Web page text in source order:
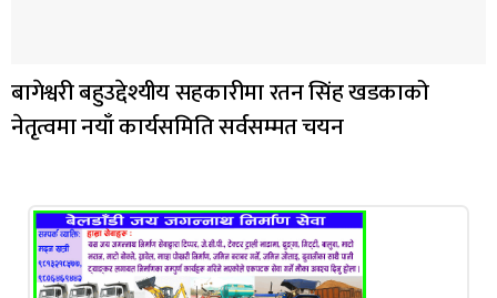
बागेश्वरी बहुउद्देश्यीय सहकारीमा रतन सिंह खडकाको
नेतृत्वमा नयाँ कार्यसमिति सर्वसम्मत चयन